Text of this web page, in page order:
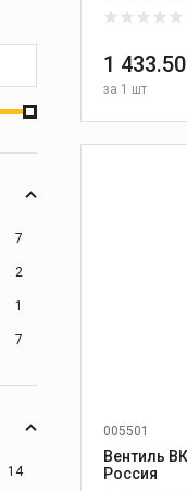
7
2
1
7
14
1
за 1 шт
005501
Вентиль
Россия